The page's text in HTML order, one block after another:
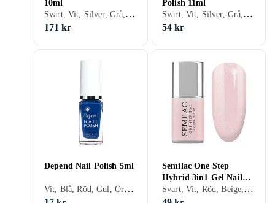
10ml
Svart, Vit, Silver, Grå, Turkos, Brun, Blå, Röd, Gul, Orange, Guld, Grön, Beige, Rosa, Lila, Glitter, Matt, Gel, Metallic, Nagellack, Hybridnagellack, Snabbtorkning
171 kr
Polish 11ml
Svart, Vit, Silver, Grå, Turkos, Brun, Blå, Röd, Orange, Transparent, Grön, Beige, Rosa, Lila, Matt, Metallic, Nagellack, Snabbtorkning
54 kr
Depend Nail Polish 5ml
Vit, Blå, Röd, Gul, Orange, Guld, Grön, Rosa, Lila, Glitter, Holografiskt, Nagellack
Semilac One Step
Hybrid 3in1 Gel Nail
Polish 7ml
Svart, Vit, Röd, Beige, Rosa, Lila, Glitter, Gel, Nagellack, Hybridnagellack